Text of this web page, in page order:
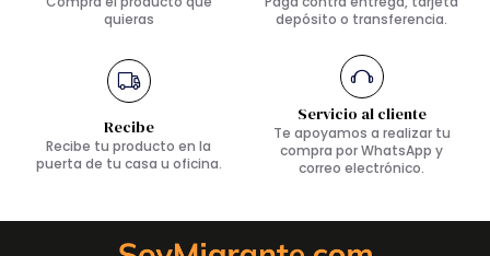
quieras
depósito o transferencia.
Recibe
Recibe tu producto en la
puerta de tu casa u oficina.
Servicio al cliente
Te apoyamos a realizar tu
compra por WhatsApp y
correo electrónico.